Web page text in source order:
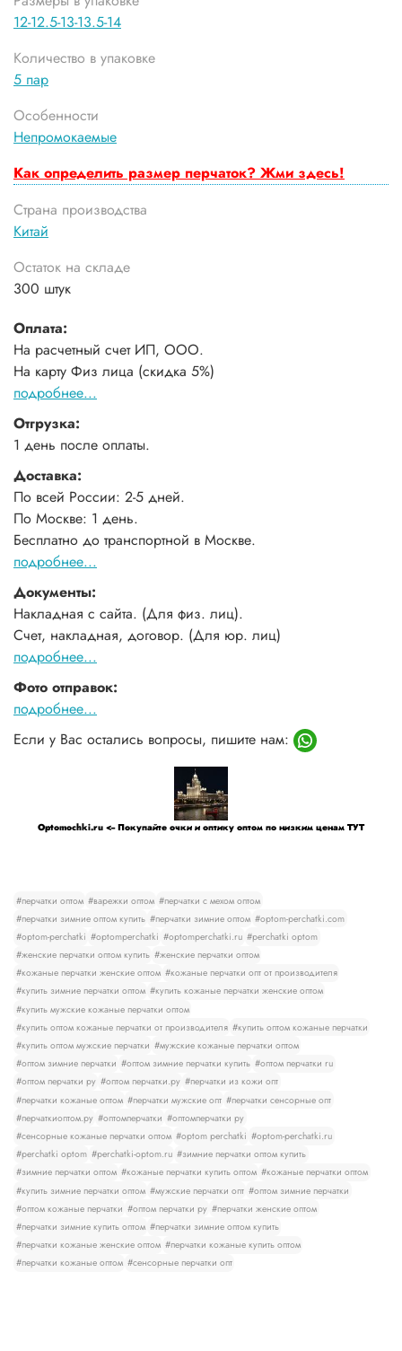
12-12.5-13-13.5-14
Количество в упаковке
5 пар
Особенности
Непромокаемые
Как определить размер перчаток? Жми здесь!
Страна производства
Китай
Остаток на складе
300 штук
Оплата:
На расчетный счет ИП, ООО.
На карту Физ лица (скидка 5%)
подробнее...
Отгрузка:
1 день после оплаты.
Доставка:
По всей России: 2-5 дней.
По Москве: 1 день.
Бесплатно до транспортной в Москве.
подробнее...
Документы:
Накладная с сайта. (Для физ. лиц).
Счет, накладная, договор. (Для юр. лиц)
подробнее...
Фото отправок:
подробнее...
Если у Вас остались вопросы, пишите нам:
Optomochki.ru <-- Покупайте очки и оптику оптом по низким ценам ТУТ
#перчатки оптом #варежки оптом #перчатки с мехом оптом
#перчатки зимние оптом купить #перчатки зимние оптом #optom-perchatki.com
#optom-perchatki #optomperchatki #optomperchatki.ru #perchatki optom
#женские перчатки оптом купить #женские перчатки оптом
#кожаные перчатки женские оптом #кожаные перчатки опт от производителя
#купить зимние перчатки оптом #купить кожаные перчатки женские оптом
#купить мужские кожаные перчатки оптом
#купить оптом кожаные перчатки от производителя #купить оптом кожаные перчатки
#купить оптом мужские перчатки #мужские кожаные перчатки оптом
#оптом зимние перчатки #оптом зимние перчатки купить #оптом перчатки ru
#оптом перчатки ру #оптом перчатки.ру #перчатки из кожи опт
#перчатки кожаные оптом #перчатки мужские опт #перчатки сенсорные опт
#перчаткиоптом.ру #оптомперчатки #оптомперчатки ру
#сенсорные кожаные перчатки оптом #optom perchatki #optom-perchatki.ru
#perchatki optom #perchatki-optom.ru #зимние перчатки оптом купить
#зимние перчатки оптом #кожаные перчатки купить оптом #кожаные перчатки оптом
#купить зимние перчатки оптом #мужские перчатки опт #оптом зимние перчатки
#оптом кожаные перчатки #оптом перчатки ру #перчатки женские оптом
#перчатки зимние купить оптом #перчатки зимние оптом купить
#перчатки кожаные женские оптом #перчатки кожаные купить оптом
#перчатки кожаные оптом #сенсорные перчатки опт